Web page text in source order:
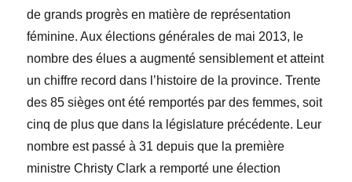
de grands progrès en matière de représentation
féminine. Aux élections générales de mai 2013, le
nombre des élues a augmenté sensiblement et atteint
un chiffre record dans l’histoire de la province. Trente
des 85 sièges ont été remportés par des femmes, soit
cinq de plus que dans la législature précédente. Leur
nombre est passé à 31 depuis que la première
ministre Christy Clark a remporté une élection